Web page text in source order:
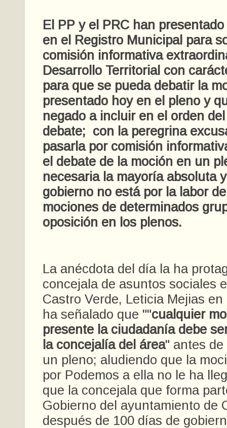
El PP y el PRC han
en el Registro Municipal para
comisión informativa
Desarrollo Territorial con
para que se pueda debatir la
presentado hoy en el pleno y
negado a incluir en el orden
debate; con la peregrina
pasarla por comisión
el debate de la moción en un
necesaria la mayoría absoluta
gobierno no está por la labor
mociones de determinados
oposición en los plenos.
La anécdota del día la ha
concejala de asuntos sociales
Castro Verde, Leticia Mejias
ha señalado que ""cualquier
presente la ciudadanía debe
la concejalía del área" antes
un pleno; aludiendo que la
por Podemos a ella no le ha
que la concejala que forma
Gobierno del ayuntamiento de
después de 100 días de